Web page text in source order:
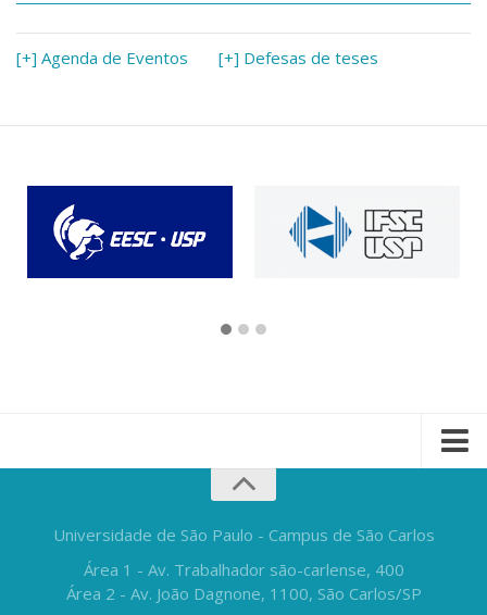
[+] Agenda de Eventos [+] Defesas de teses
Universidade de São Paulo - Campus de São Carlos
Área 1 - Av. Trabalhador são-carlense, 400
Área 2 - Av. João Dagnone, 1100, São Carlos/SP